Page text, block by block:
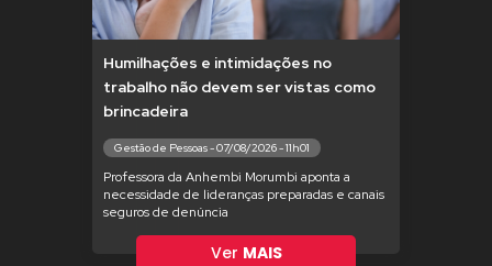
Humilhações e intimidações no
trabalho não devem ser vistas como
brincadeira
Gestão de Pessoas - 07/08/2026 - 11h01
Professora da Anhembi Morumbi aponta a
necessidade de lideranças preparadas e canais
seguros de denúncia
Ver MAIS